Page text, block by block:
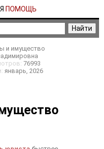
ПОМОЩЬ
и имущество
76993
январь, 2026